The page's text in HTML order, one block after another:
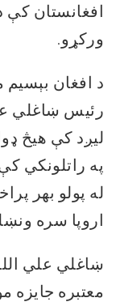
افغانستان کې
ورکړو.
د افغان
رئیس ښاغلي
لیږد کې هیڅ
په راتلونکي
له پولو بهر
اروپا سره
ښاغلي علي
معتبره جایزه